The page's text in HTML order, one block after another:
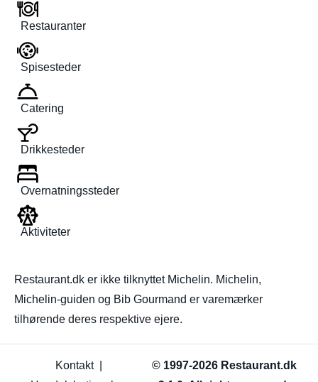
Restauranter
Spisesteder
Catering
Drikkesteder
Overnatningssteder
Aktiviteter
Restaurant.dk er ikke tilknyttet Michelin. Michelin,
Michelin-guiden og Bib Gourmand er varemærker
tilhørende deres respektive ejere.
© 1997-2026 Restaurant.dk
Kontakt|